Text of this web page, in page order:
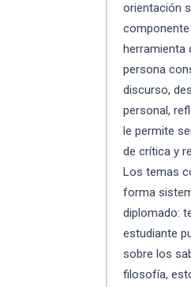
orientación
herramienta
persona
discurso,
personal,
le permite
de crítica y
Los temas
forma
diplomado:
estudiante
sobre los
filosofía,